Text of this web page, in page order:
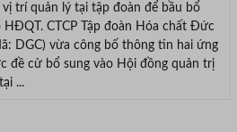
vị trí quản lý tại tập đoàn để bầu bổ
HĐQT. CTCP Tập đoàn Hóa chất Đức
DGC) vừa công bố thông tin hai ứng
đề cử bổ sung vào Hội đồng quản trị
...